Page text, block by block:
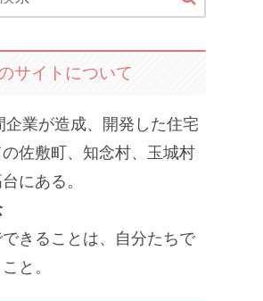
サイトについて
企業が造成、開発した住宅
佐敷町、知念村、玉城村
にある。
できることは、自分たちで
と。